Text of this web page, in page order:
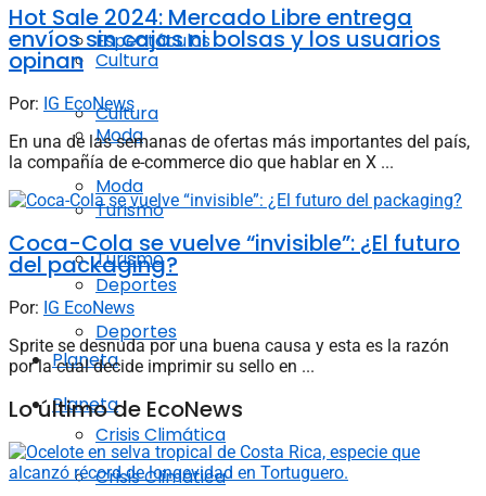
Cultura
Moda
Turismo
Deportes
Planeta
Crisis Climática
Espectáculos
Cultura
Moda
Turismo
Deportes
Planeta
Crisis Climática
Hot Sale 2024: Mercado Libre entrega
envíos sin cajas ni bolsas y los usuarios
opinan
Por: IG EcoNews
En una de las semanas de ofertas más importantes del país,
la compañía de e-commerce dio que hablar en X ...
Coca-Cola se vuelve “invisible”: ¿El futuro
del packaging?
Por: IG EcoNews
Sprite se desnuda por una buena causa y esta es la razón
por la cual decide imprimir su sello en ...
Lo último de EcoNews